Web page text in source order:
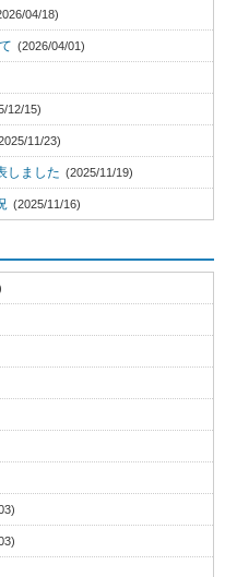
04/18)
(2026/04/01)
12/15)
11/23)
ました (2025/11/19)
(2025/11/16)